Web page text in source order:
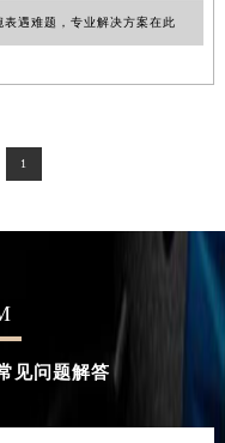
遇难题，专业解决方案在此
1
见问题解答